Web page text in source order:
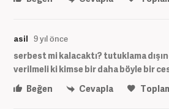
asil 9 yıl önce
serbest mi kalacaktı? tutuklama
verilmeli ki kimse bir daha böyle bir
Beğen
Cevapla